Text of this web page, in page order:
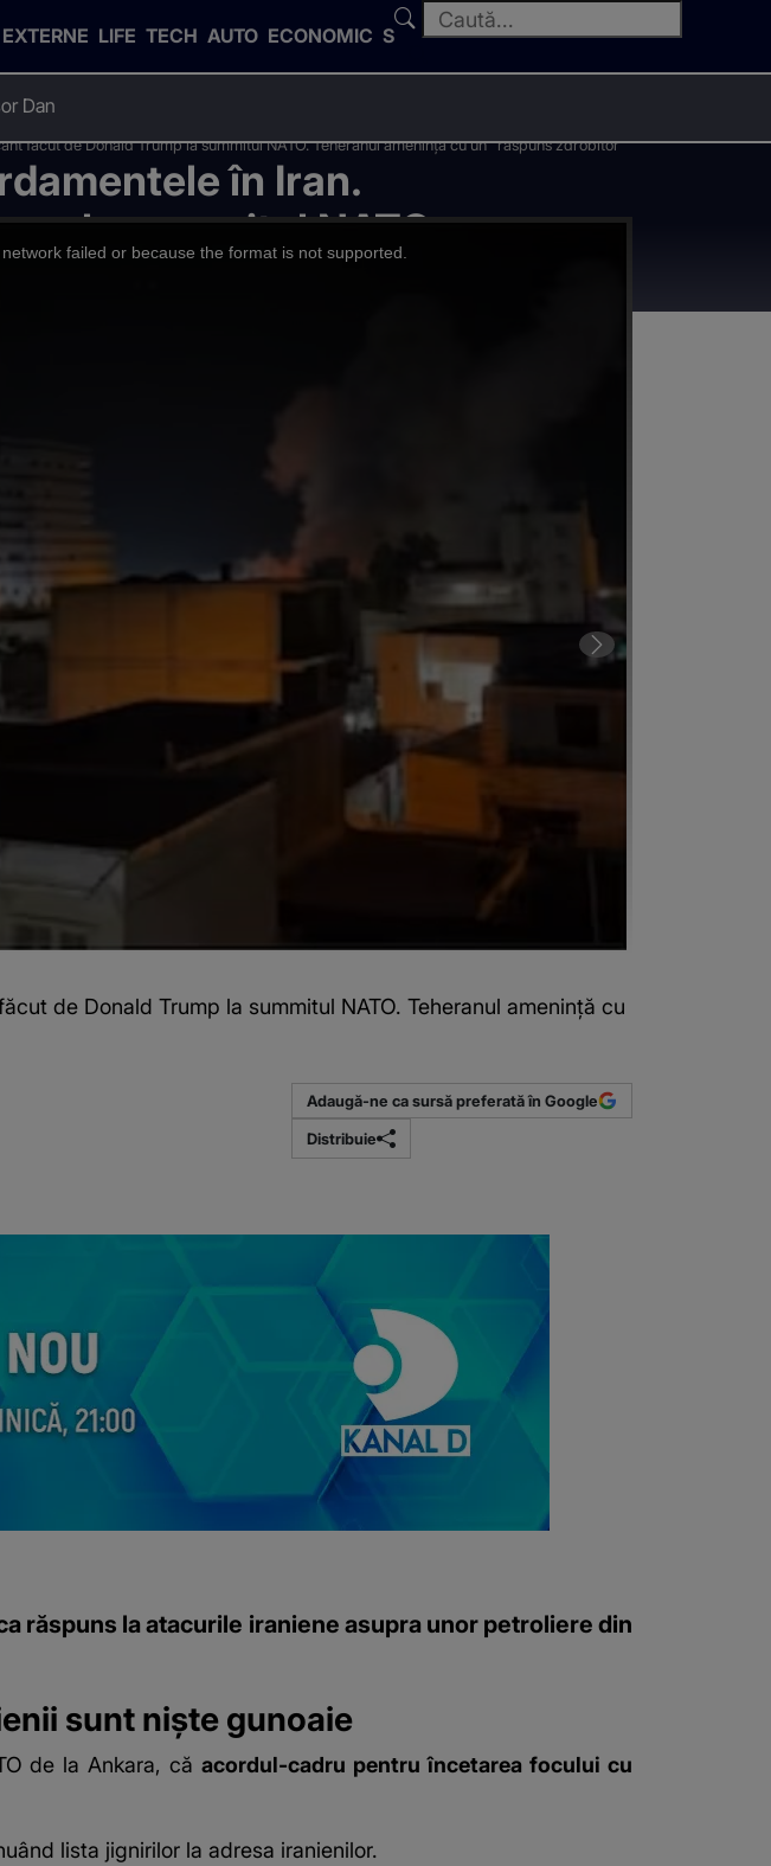
EXTERNE LIFE TECH AUTO ECONOMIC SPORT
Dan
făcut de Donald Trump la summitul NATO. Teheranul amenință cu un "răspuns zdrobitor"
în Iran.
la summitul NATO.
zdrobitor"
failed or because the format is not supported.
de Donald Trump la summitul NATO. Teheranul amenință cu
Adaugă-ne ca sursă preferată în Google
Distribuie
răspuns la atacurile iraniene asupra unor petroliere din
sunt niște gunoaie
de la Ankara, căacordul-cadru pentru încetarea focului cu
lista jignirilor la adresa iranienilor.